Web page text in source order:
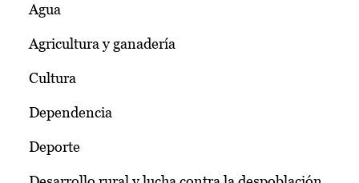
Agua
Agricultura y ganadería
Cultura
Dependencia
Deporte